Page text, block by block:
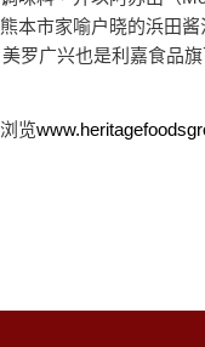
本市家喻户晓的浜田
罗广兴也是利嘉食品
览